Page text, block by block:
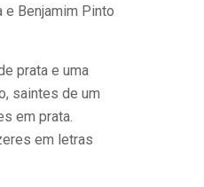
e Benjamim Pinto
prata e uma
saintes de um
em prata.
em letras